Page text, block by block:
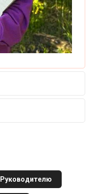
Руководителю